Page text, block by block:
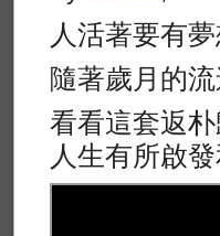
人活著要有
隨著歲月的
看看這套返
人生有所啟發